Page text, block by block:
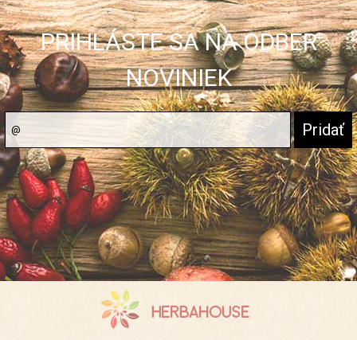
PRIHLÁSTE SA NA ODBER
NOVINIEK